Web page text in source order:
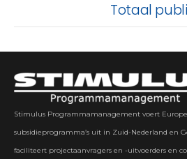
Totaal
Stimulus Programmamanagement voert
subsidieprogramma’s uit in Zuid-Nederland en
faciliteert projectaanvragers en -uitvoerders en